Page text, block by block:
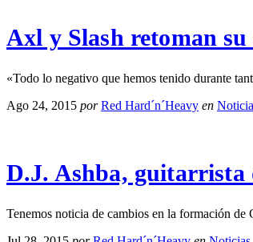
Axl y Slash retoman
«Todo lo negativo que hemos tenido durante
Ago 24, 2015 por Red Hard´n´Heavy en
D.J. Ashba, guitarrista
Tenemos noticia de cambios en la formación